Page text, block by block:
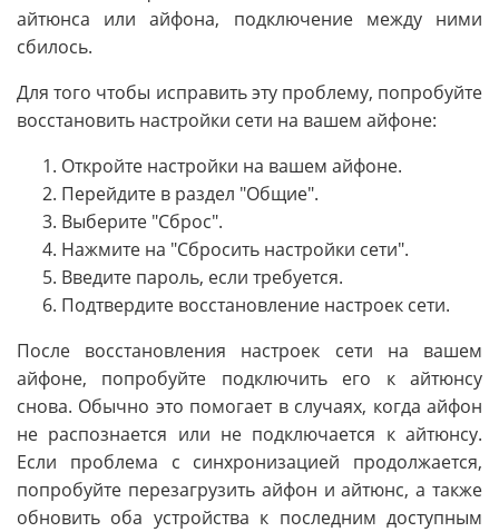
айтюнса или айфона, подключение между ними
сбилось.
Для того чтобы исправить эту проблему, попробуйте
восстановить настройки сети на вашем айфоне:
Откройте настройки на вашем айфоне.
Перейдите в раздел "Общие".
Выберите "Сброс".
Нажмите на "Сбросить настройки сети".
Введите пароль, если требуется.
Подтвердите восстановление настроек сети.
После восстановления настроек сети на вашем
айфоне, попробуйте подключить его к айтюнсу
снова. Обычно это помогает в случаях, когда айфон
не распознается или не подключается к айтюнсу.
Если проблема с синхронизацией продолжается,
попробуйте перезагрузить айфон и айтюнс, а также
обновить оба устройства к последним доступным